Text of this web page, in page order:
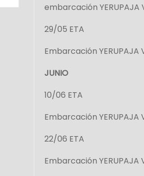
embarcación YERUPAJA
29/05 ETA
Embarcación YERUPAJA
JUNIO
10/06 ETA
Embarcación YERUPAJA
22/06 ETA
Embarcación YERUPAJA